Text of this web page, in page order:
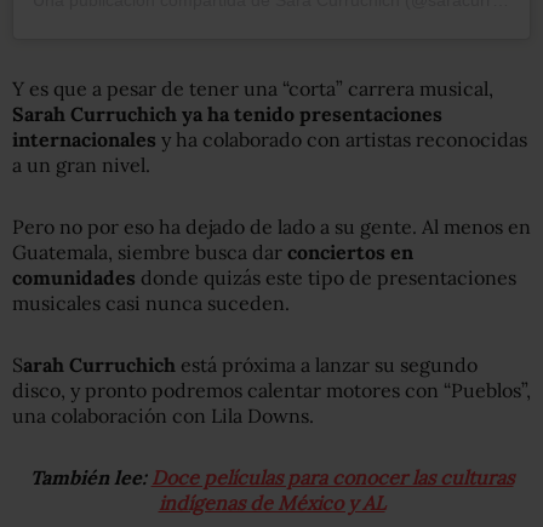
Y es que a pesar de tener una “corta” carrera musical,
Sarah Curruchich ya ha tenido presentaciones
internacionales y ha colaborado con artistas reconocidas
a un gran nivel.
Pero no por eso ha dejado de lado a su gente. Al menos en
Guatemala, siembre busca dar conciertos en
comunidades donde quizás este tipo de presentaciones
musicales casi nunca suceden.
Sarah Curruchich está próxima a lanzar su segundo
disco, y pronto podremos calentar motores con “Pueblos”,
una colaboración con Lila Downs.
También lee: Doce películas para conocer las culturas
indígenas de México y AL